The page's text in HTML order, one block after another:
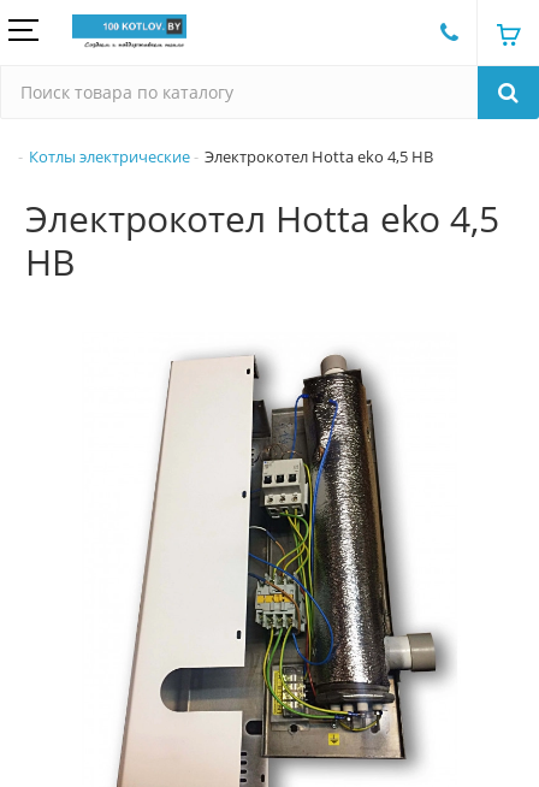
Котлы электрические Электрокотел Hotta eko 4,5 HB
Электрокотел Hotta eko 4,5
HB